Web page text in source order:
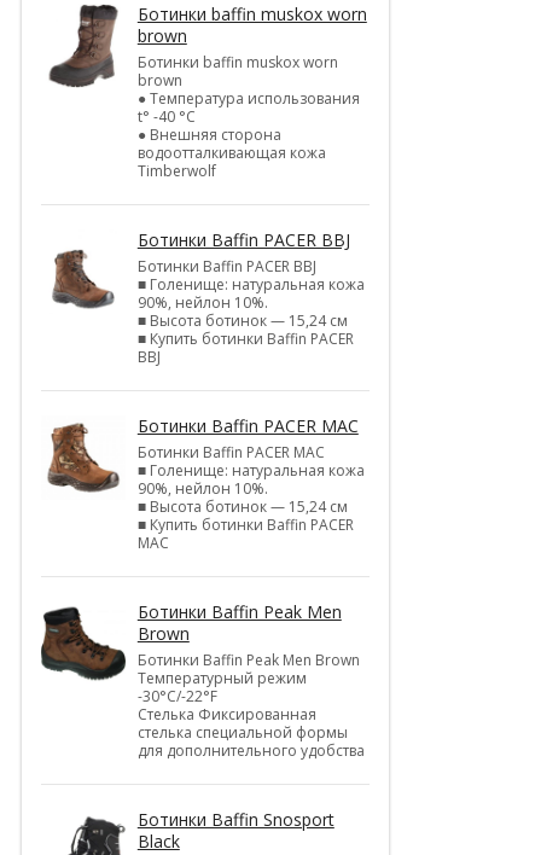
Ботинки baffin muskox worn
brown
Ботинки baffin muskox worn
brown
● Температура использования
t° -40 °C
● Внешняя сторона
водоотталкивающая кожа
Timberwolf
Ботинки Baffin PACER BBJ
Ботинки Baffin PACER BBJ
■ Голенище: натуральная кожа
90%, нейлон 10%.
■ Высота ботинок — 15,24 см
■ Купить ботинки Baffin PACER
BBJ
Ботинки Baffin PACER MAC
Ботинки Baffin PACER MAC
■ Голенище: натуральная кожа
90%, нейлон 10%.
■ Высота ботинок — 15,24 см
■ Купить ботинки Baffin PACER
MAC
Ботинки Baffin Peak Men
Brown
Ботинки Baffin Peak Men Brown
Температурный режим
-30°С/-22°F
Стелька Фиксированная
стелька специальной формы
для дополнительного удобства
Ботинки Baffin Snosport
Black